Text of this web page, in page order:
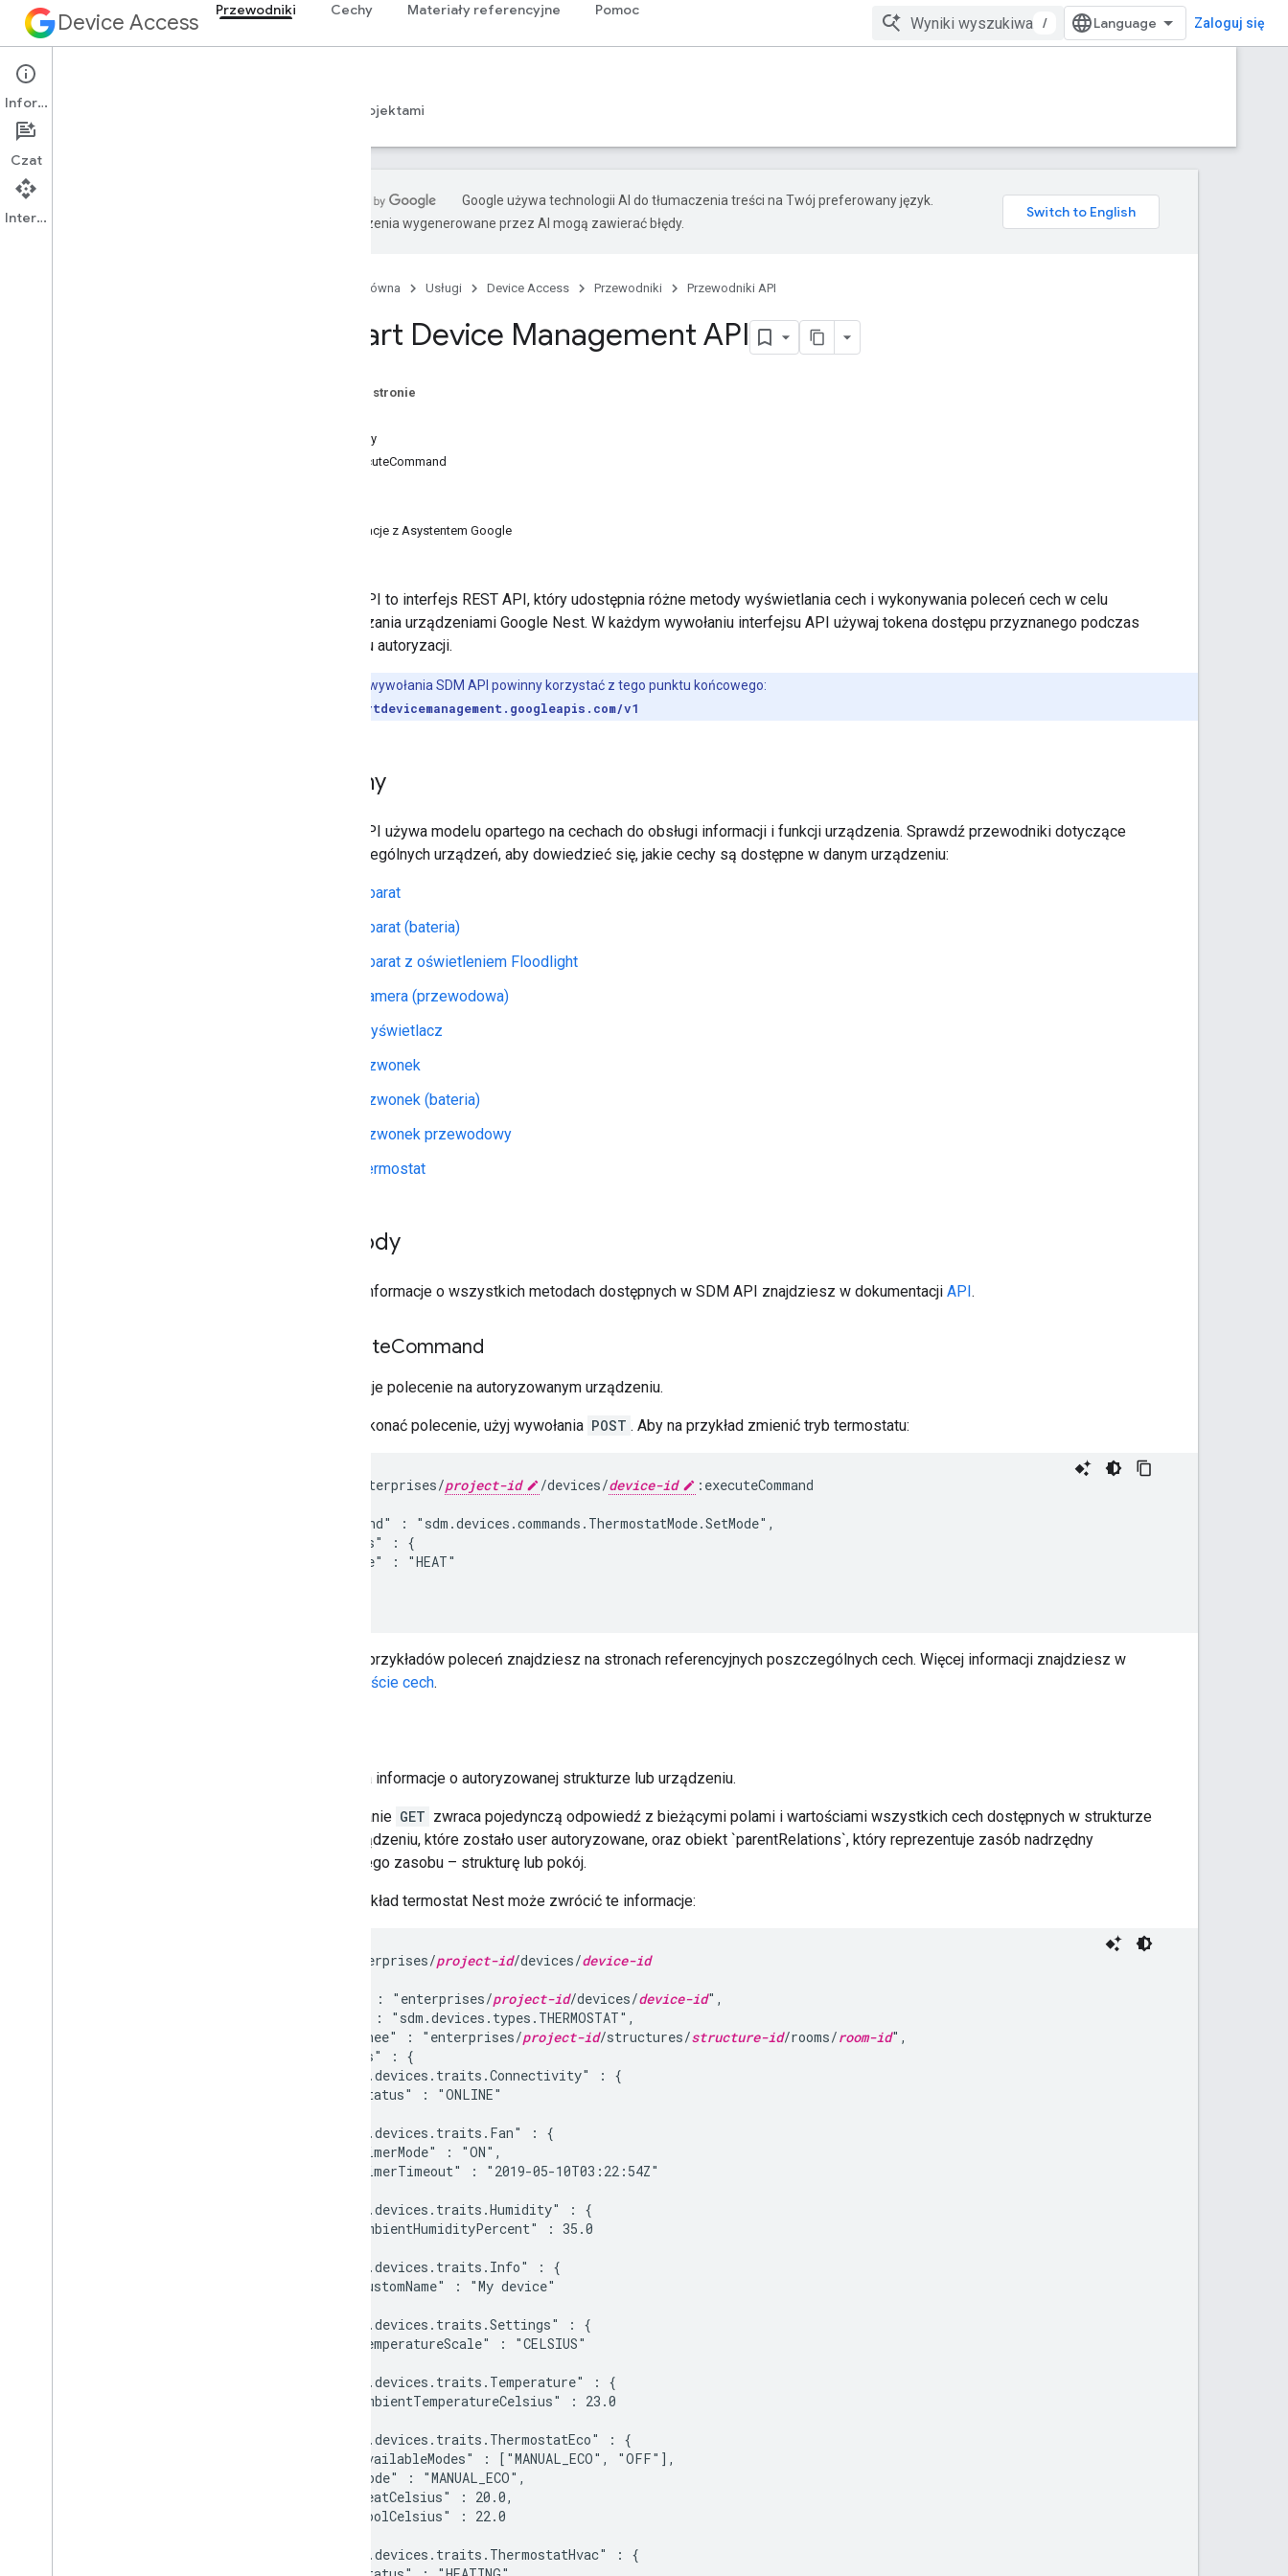
Device Access Przewodniki Cechy Materiały referencyjne Pomoc
/ Zaloguj się
Przewodniki
Rozpocznij Zarządzanie projektami
Google używa technologii AI do tłumaczenia treści na Twój preferowany język.
Tłumaczenia wygenerowane przez AI mogą zawierać błędy.
Strona główna Usługi Device Access Przewodniki Przewodniki API
Smart Device Management API
Na tej stronie
Metody
executeCommand
Integracje z Asystentem Google
SDM API to interfejs REST API, który udostępnia różne metody wyświetlania cech i wykonywania poleceń cech w celu
zarządzania urządzeniami Google Nest. W każdym wywołaniu interfejsu API używaj tokena dostępu przyznanego podczas
procesu autoryzacji.
Wszystkie wywołania SDM API powinny korzystać z tego punktu końcowego:
https://smartdevicemanagement.googleapis.com/v1
Cechy
SDM API używa modelu opartego na cechach do obsługi informacji i funkcji urządzenia. Sprawdź przewodniki dotyczące
poszczególnych urządzeń, aby dowiedzieć się, jakie cechy są dostępne w danym urządzeniu:
Aparat
Aparat (bateria)
Aparat z oświetleniem Floodlight
Kamera (przewodowa)
Wyświetlacz
Dzwonek
Dzwonek (bateria)
Dzwonek przewodowy
Termostat
Metody
Pełne informacje o wszystkich metodach dostępnych w SDM API znajdziesz w dokumentacji API.
executeCommand
Wykonuje polecenie na autoryzowanym urządzeniu.
Aby wykonać polecenie, użyj wywołania POST . Aby na przykład zmienić tryb termostatu:
POST /enterprises/project-id /devices/device-id
:executeCommand
  "command" : "sdm.devices.commands.ThermostatMode.SetMode",
  "params" : {
    "mode" : "HEAT"
Więcej przykładów poleceń znajdziesz na stronach referencyjnych poszczególnych cech. Więcej informacji znajdziesz w
liście cech.
Pobiera informacje o autoryzowanej strukturze lub urządzeniu.
Wywołanie GET zwraca pojedynczą odpowiedź z bieżącymi polami i wartościami wszystkich cech dostępnych w strukturze
lub urządzeniu, które zostało user autoryzowane, oraz obiekt `parentRelations`, który reprezentuje zasób nadrzędny
bieżącego zasobu – strukturę lub pokój.
Na przykład termostat Nest może zwrócić te informacje:
GET /enterprises/project-id/devices/device-id
  "name" : "enterprises/
project-id/devices/device-id",
  "type" : "sdm.devices.types.THERMOSTAT",
  "assignee" : "enterprises/
project-id/structures/structure-id/rooms/room-id",
  "traits" : {
    "sdm.devices.traits.Connectivity" : {
      "status" : "ONLINE"
    "sdm.devices.traits.Fan" : {
      "timerMode" : "ON",
      "timerTimeout" : "2019-05-10T03:22:54Z"
    "sdm.devices.traits.Humidity" : {
      "ambientHumidityPercent" : 35.0
    "sdm.devices.traits.Info" : {
      "customName" : "My device"
    "sdm.devices.traits.Settings" : {
      "temperatureScale" : "CELSIUS"
    "sdm.devices.traits.Temperature" : {
      "ambientTemperatureCelsius" : 23.0
    "sdm.devices.traits.ThermostatEco" : {
      "availableModes" : ["MANUAL_ECO", "OFF"],
      "mode" : "MANUAL_ECO",
      "heatCelsius" : 20.0,
      "coolCelsius" : 22.0
    "sdm.devices.traits.ThermostatHvac" : {
Informacje
Czat
Interfejs API